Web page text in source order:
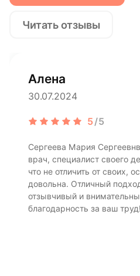
Читать отзывы
Алена
30.07.2024
5/5
Сергеева Мария
врач, специалист своего
что не отличить от своих,
довольна. Отличный
отзывчивый и
благодарность за ваш труд!